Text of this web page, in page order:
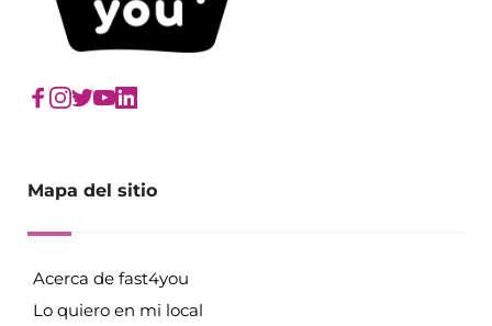
Mapa del sitio
Acerca de fast4you
Lo quiero en mi local